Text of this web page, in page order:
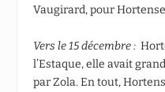
Vaugirard, pour
Vers le 15 décembre :
l’Estaque, elle avait
par Zola. En tout,